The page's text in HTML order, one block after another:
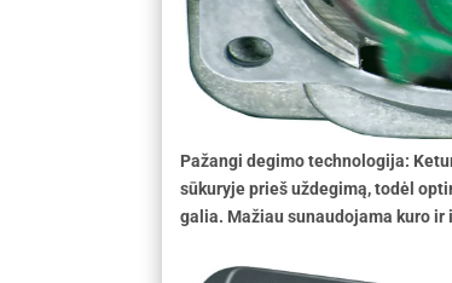
Pažangi degimo technologija:
sūkuryje prieš uždegimą, todėl
galia. Mažiau sunaudojama kuro